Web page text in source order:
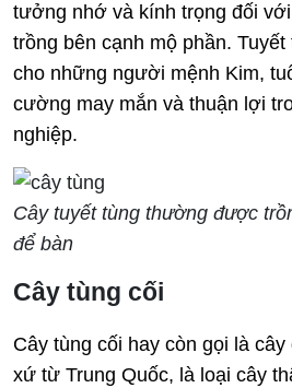
tưởng nhớ và kính trọng đối
trồng bên cạnh mộ phần.
cho những người mệnh Kim,
cường may mắn và thuận lợi
nghiệp.
Cây tuyết tùng thường được
để bàn
Cây tùng cối
Cây tùng cối hay còn gọi là
xứ từ Trung Quốc, là loại cây